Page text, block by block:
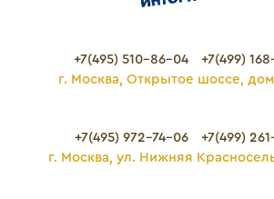
+7(495) 510-86-04
+7(499)
г. Москва, Открытое шоссе,
+7(495) 972-74-06
+7(499)
г. Москва, ул. Нижняя